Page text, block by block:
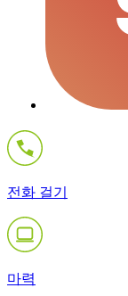
전화 걸기
마력